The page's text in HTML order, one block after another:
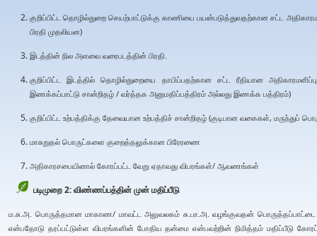
குறிப்பிட்ட தொழில்துறை செயற்பாட்டுக்கு காணியை பயன்படுத்துவதற்கான சட்ட
பிரதி முதலியன)
இடத்தின் நில அளவை வரைபடத்தின் பிரதி.
குறிப்பிட்ட இடத்தில் தொழில்துறையை தாபிப்பதற்கான சட்ட ரீதியான
இணக்கப்பாட்டு சான்றிதழ் / வர்த்தக அனுமதிப்பத்திரம் அல்லது இணக்க பத்திரம்)
குறிப்பிட்ட உற்பத்திக்கு தேவையான உற்பத்திச் சான்றிதழ் (குடிபான வகைகள், மருந்துப்
மாசுறுதல் பொருட்களை குறைத்தலுக்கான பிரேரணை
அதிகாரசபையினால் கோரப்பட்ட வேறு ஏதாவது விபரங்கள்/ ஆவணங்கள்
படிமுறை 2: விண்ணப்பத்தின் முன் மதிப்பீடு
ம.சு.அ. பொருத்தமான மாகாண/ மாவட்ட அலுவலகம் சு.பா.அ. வழங்குவதன் பொருத்தப்பாட்டை
என்பதோடு தரப்பட்டுள்ள விபரங்களின் போதிய தன்மை என்பவற்றின் நிமித்தம் மதிப்பீடு